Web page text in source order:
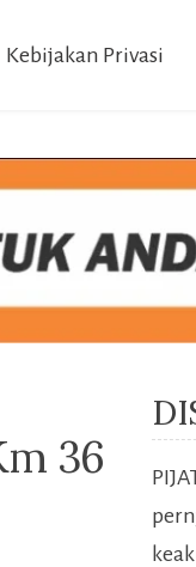
Kebijakan Privasi
36